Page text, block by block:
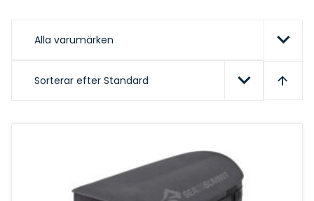
Alla varumärken
Sorterar efter Standard